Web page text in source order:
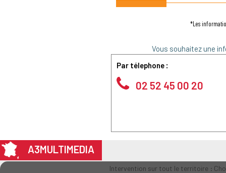
*Les
Vous souhaitez une
Par télephone :
02 52 45 00 20
A3MULTIMEDIA
Intervention sur tout le territoire :